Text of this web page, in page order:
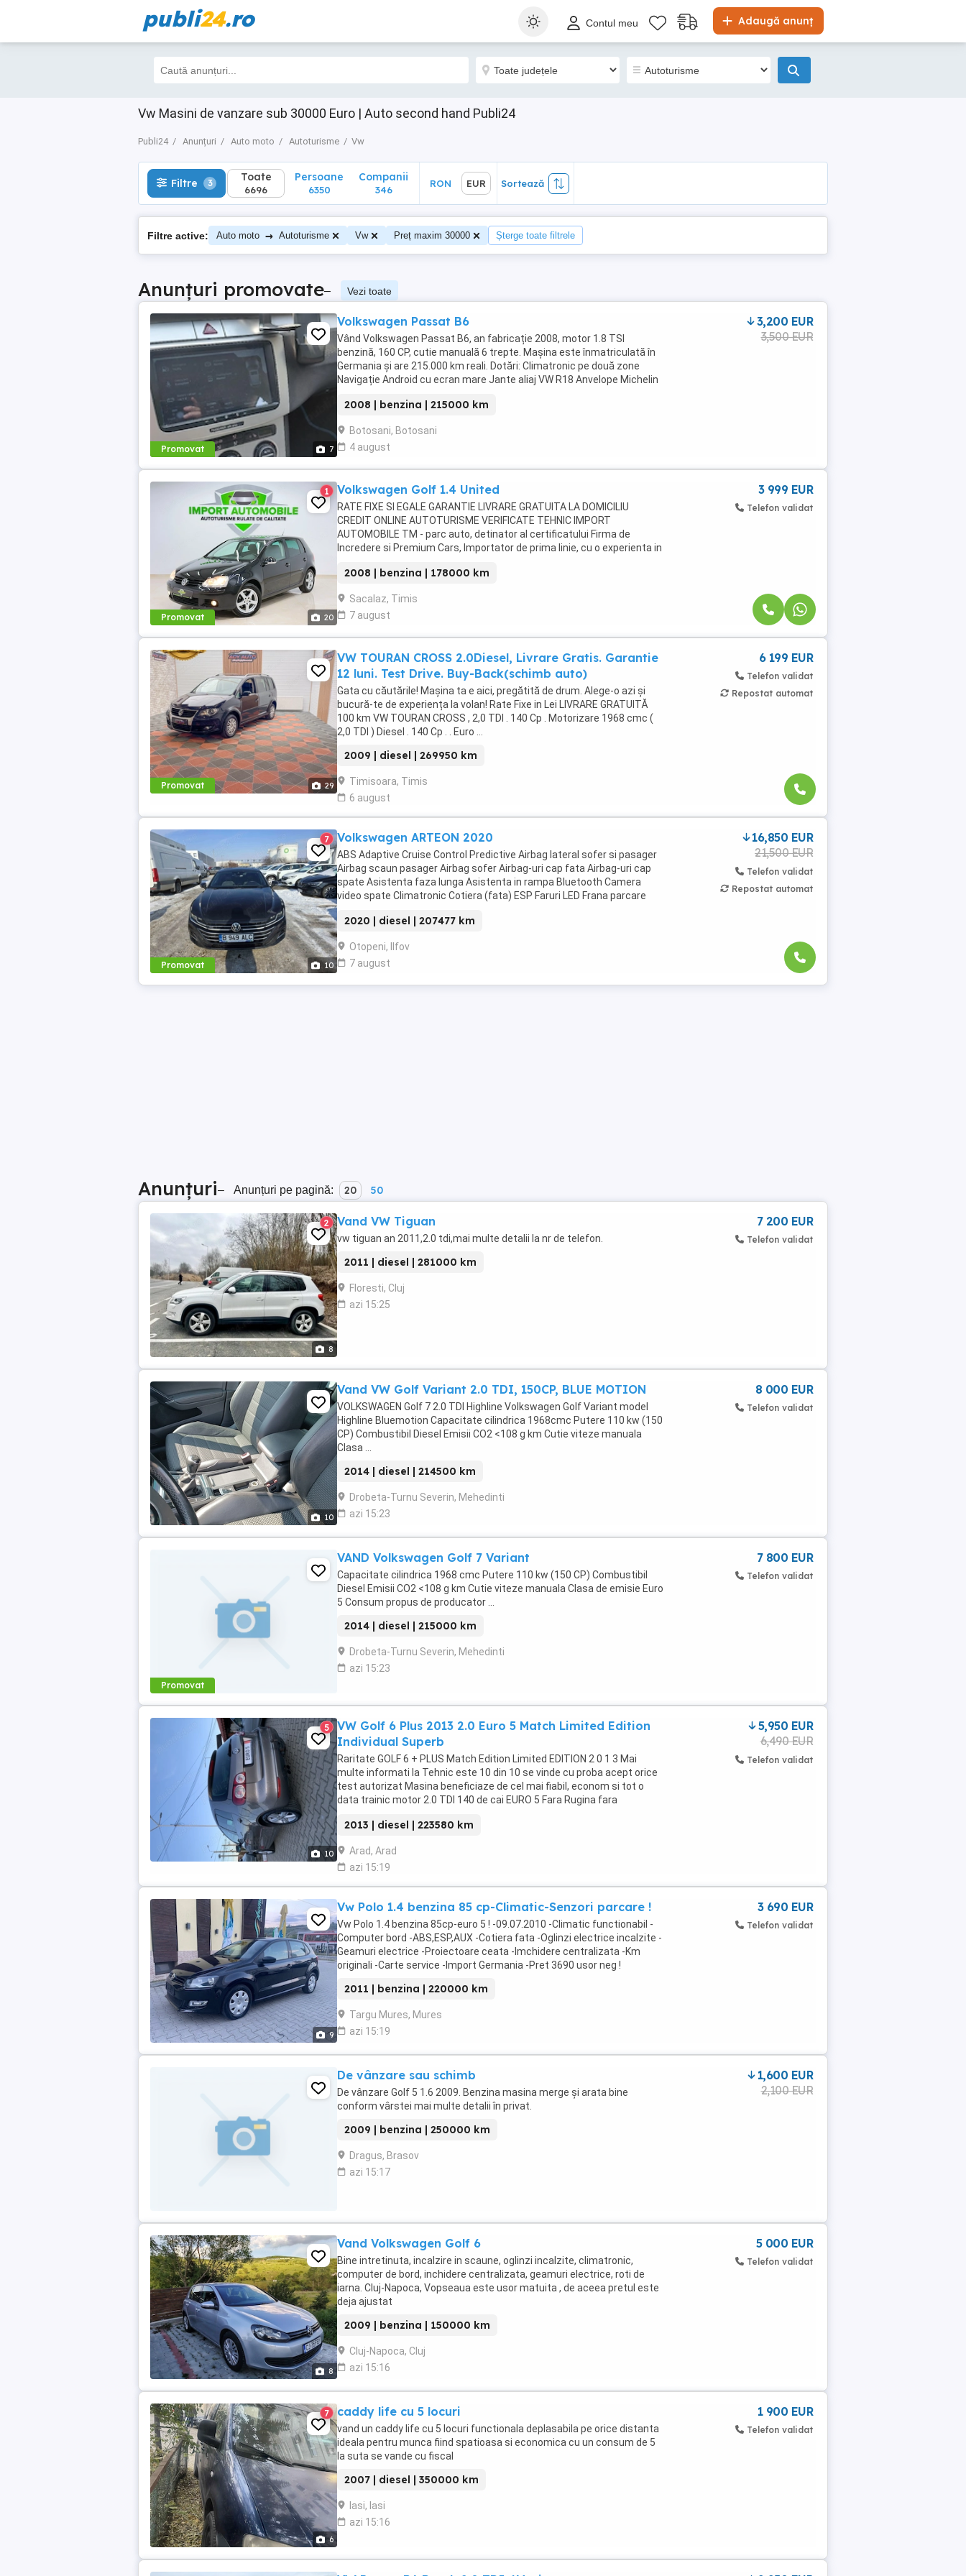
publi24.ro Adaugă anunț
Contul meu
Vw Masini de vanzare sub 30000 Euro | Auto second hand Publi24
Publi24 Anunțuri Auto moto Autoturisme Vw
Filtre 3 Toate
6696
Sortează
Filtre 3 Toate
6696
Persoane
6350
Companii
346
RON EUR Sortează
Filtre active: Auto moto → Autoturisme Vw Preț maxim 30000 Șterge toate filtrele
Anunțuri promovate– Vezi toate
Promovat 7
Volkswagen Passat B6
Vând Volkswagen Passat B6, an fabricație 2008, motor 1.8 TSI
benzină, 160 CP, cutie manuală 6 trepte. Mașina este înmatriculată în
Germania și are 215.000 km reali. Dotări: Climatronic pe două zone
Navigație Android cu ecran mare Jante aliaj VW R18 Anvelope Michelin
2008 | benzina | 215000 km
Botosani, Botosani
4 august
3,200 EUR
3,500 EUR
Promovat 20
1 Volkswagen Golf 1.4 United
RATE FIXE SI EGALE GARANTIE LIVRARE GRATUITA LA DOMICILIU
CREDIT ONLINE AUTOTURISME VERIFICATE TEHNIC IMPORT
AUTOMOBILE TM - parc auto, detinator al certificatului Firma de
Incredere si Premium Cars, Importator de prima linie, cu o experienta in
2008 | benzina | 178000 km
Sacalaz, Timis
7 august
3 999 EUR
Telefon validat
Promovat 29
VW TOURAN CROSS 2.0Diesel, Livrare Gratis. Garantie
12 luni. Test Drive. Buy-Back(schimb auto)
Gata cu căutările! Mașina ta e aici, pregătită de drum. Alege-o azi și
bucură-te de experiența la volan! Rate Fixe in Lei LIVRARE GRATUITĂ
100 km VW TOURAN CROSS , 2,0 TDI . 140 Cp . Motorizare 1968 cmc (
2,0 TDI ) Diesel . 140 Cp . . Euro ...
2009 | diesel | 269950 km
Timisoara, Timis
6 august
6 199 EUR
Telefon validat
Repostat automat
Promovat 10
7 Volkswagen ARTEON 2020
ABS Adaptive Cruise Control Predictive Airbag lateral sofer si pasager
Airbag scaun pasager Airbag sofer Airbag-uri cap fata Airbag-uri cap
spate Asistenta faza lunga Asistenta in rampa Bluetooth Camera
video spate Climatronic Cotiera (fata) ESP Faruri LED Frana parcare
2020 | diesel | 207477 km
Otopeni, Ilfov
7 august
16,850 EUR
21,500 EUR
Telefon validat
Repostat automat
Anunțuri– Anunțuri pe pagină: 20 50
8
2 Vand VW Tiguan
vw tiguan an 2011,2.0 tdi,mai multe detalii la nr de telefon.
2011 | diesel | 281000 km
Floresti, Cluj
azi 15:25
7 200 EUR
Telefon validat
10
Vand VW Golf Variant 2.0 TDI, 150CP, BLUE MOTION
VOLKSWAGEN Golf 7 2.0 TDI Highline Volkswagen Golf Variant model
Highline Bluemotion Capacitate cilindrica 1968cmc Putere 110 kw (150
CP) Combustibil Diesel Emisii CO2 <108 g km Cutie viteze manuala
Clasa ...
2014 | diesel | 214500 km
Drobeta-Turnu Severin, Mehedinti
azi 15:23
8 000 EUR
Telefon validat
Promovat
VAND Volkswagen Golf 7 Variant
Capacitate cilindrica 1968 cmc Putere 110 kw (150 CP) Combustibil
Diesel Emisii CO2 <108 g km Cutie viteze manuala Clasa de emisie Euro
5 Consum propus de producator ...
2014 | diesel | 215000 km
Drobeta-Turnu Severin, Mehedinti
azi 15:23
7 800 EUR
Telefon validat
10
5
VW Golf 6 Plus 2013 2.0 Euro 5 Match Limited Edition
Individual Superb
Raritate GOLF 6 + PLUS Match Edition Limited EDITION 2 0 1 3 Mai
multe informati la Tehnic este 10 din 10 se vinde cu proba acept orice
test autorizat Masina beneficiaze de cel mai fiabil, econom si tot o
data trainic motor 2.0 TDI 140 de cai EURO 5 Fara Rugina fara
2013 | diesel | 223580 km
Arad, Arad
azi 15:19
5,950 EUR
6,490 EUR
Telefon validat
9
Vw Polo 1.4 benzina 85 cp-Climatic-Senzori parcare !
Vw Polo 1.4 benzina 85cp-euro 5 ! -09.07.2010 -Climatic functionabil -
Computer bord -ABS,ESP,AUX -Cotiera fata -Oglinzi electrice incalzite -
Geamuri electrice -Proiectoare ceata -Imchidere centralizata -Km
originali -Carte service -Import Germania -Pret 3690 usor neg !
2011 | benzina | 220000 km
Targu Mures, Mures
azi 15:19
3 690 EUR
Telefon validat
De vânzare sau schimb
De vânzare Golf 5 1.6 2009. Benzina masina merge și arata bine
conform vârstei mai multe detalii în privat.
2009 | benzina | 250000 km
Dragus, Brasov
azi 15:17
1,600 EUR
2,100 EUR
8
Vand Volkswagen Golf 6
Bine intretinuta, incalzire in scaune, oglinzi incalzite, climatronic,
computer de bord, inchidere centralizata, geamuri electrice, roti de
iarna. Cluj-Napoca, Vopseaua este usor matuita , de aceea pretul este
deja ajustat
2009 | benzina | 150000 km
Cluj-Napoca, Cluj
azi 15:16
5 000 EUR
Telefon validat
6
7 caddy life cu 5 locuri
vand un caddy life cu 5 locuri functionala deplasabila pe orice distanta
ideala pentru munca fiind spatioasa si economica cu un consum de 5
la suta se vande cu fiscal
2007 | diesel | 350000 km
Iasi, Iasi
azi 15:16
1 900 EUR
Telefon validat